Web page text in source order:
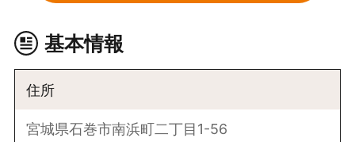
基本情報
住所
宮城県石巻市南浜町二丁目1-56